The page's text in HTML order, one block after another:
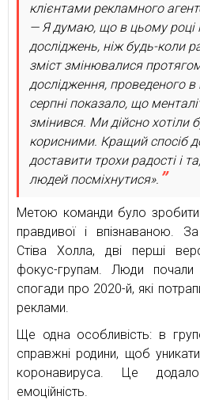
клієнтами рекламного
— Я думаю, що в цьому році
досліджень, ніж будь-коли
зміст змінювалися
дослідження, проведеного в
серпні показало, що
змінився. Ми дійсно хотіли
корисними. Кращий спосіб
доставити трохи радості і
людей посміхнутися».
Метою команди було
правдивої і впізнаваною. За
Стіва Холла, дві перші
фокус-групам. Люди
спогади про 2020-й, які
реклами.
Ще одна особливість: в
справжні родини, щоб уникати
коронавируса. Це
емоційність.